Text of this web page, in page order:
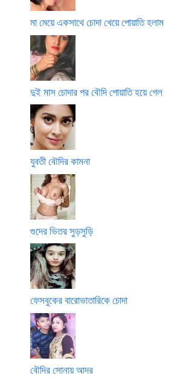
মা মেয়ে একসাথে চোদা খেয়ে পোয়াতি হলাম
দুই মাস চোদার পর বৌদি পোয়াতি হয়ে গেল
যুবতী বৌদির কামনা
গুদের ভিতর সুড়সুড়ি
ফেসবুকের বারোভাতারিকে চোদা
বৌদির সোনায় আদর